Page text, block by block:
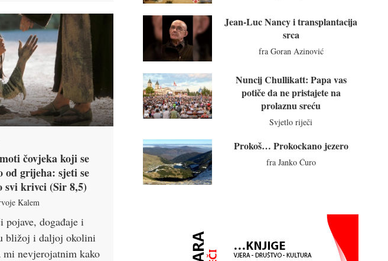
čovjeka koji se
od grijeha: sjeti se
svi krivci (Sir 8,5)
Kalem
pojave, događaje i
bližoj i daljoj okolini
mi nevjerojatnim kako
Jean-Luc Nancy i transplantacija
srca
fra Goran Azinović
Nuncij Chullikatt: Papa vas
potiče da ne pristajete na
prolaznu sreću
Svjetlo riječi
Prokoš… Prokockano jezero
fra Janko Ćuro